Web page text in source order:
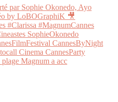
Magnum a acc